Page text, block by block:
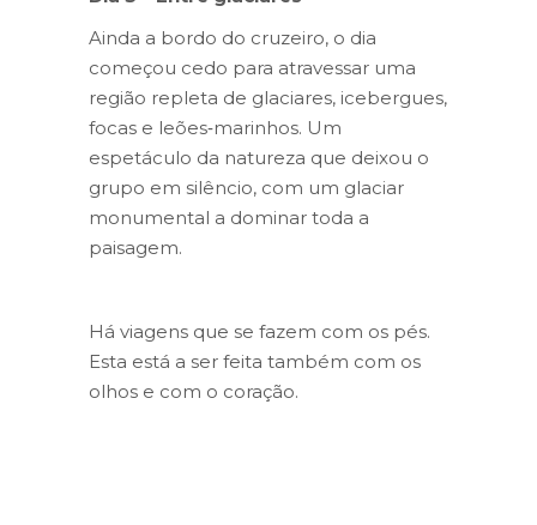
Ainda a bordo do cruzeiro, o dia
começou cedo para atravessar uma
região repleta de glaciares, icebergues,
focas e leões‑marinhos. Um
espetáculo da natureza que deixou o
grupo em silêncio, com um glaciar
monumental a dominar toda a
paisagem.
Há viagens que se fazem com os pés.
Esta está a ser feita também com os
olhos e com o coração.